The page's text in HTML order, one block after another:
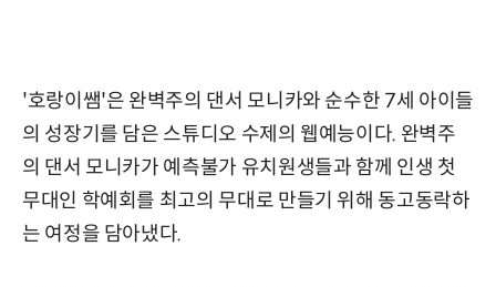
'호랑이쌤'은 완벽주의 댄서 모니카와 순수한 7세 아이들
의 성장기를 담은 스튜디오 수제의 웹예능이다. 완벽주
의 댄서 모니카가 예측불가 유치원생들과 함께 인생 첫
무대인 학예회를 최고의 무대로 만들기 위해 동고동락하
는 여정을 담아냈다.